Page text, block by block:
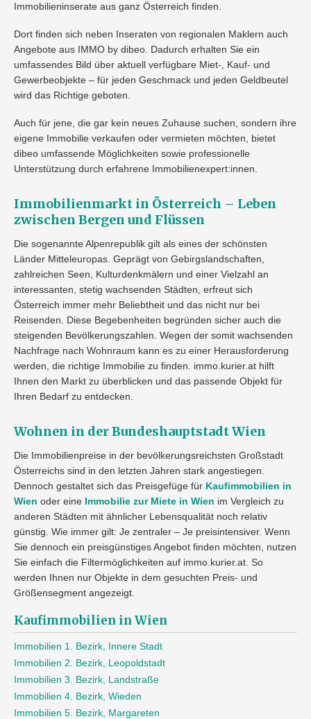
Immobilieninserate aus ganz Österreich finden.
Dort finden sich neben Inseraten von regionalen Maklern auch
Angebote aus IMMO by dibeo. Dadurch erhalten Sie ein
umfassendes Bild über aktuell verfügbare Miet-, Kauf- und
Gewerbeobjekte – für jeden Geschmack und jeden Geldbeutel
wird das Richtige geboten.
Auch für jene, die gar kein neues Zuhause suchen, sondern ihre
eigene Immobilie verkaufen oder vermieten möchten, bietet
dibeo umfassende Möglichkeiten sowie professionelle
Unterstützung durch erfahrene Immobilienexpert:innen.
Immobilienmarkt in Österreich – Leben
zwischen Bergen und Flüssen
Die sogenannte Alpenrepublik gilt als eines der schönsten
Länder Mitteleuropas. Geprägt von Gebirgslandschaften,
zahlreichen Seen, Kulturdenkmälern und einer Vielzahl an
interessanten, stetig wachsenden Städten, erfreut sich
Österreich immer mehr Beliebtheit und das nicht nur bei
Reisenden. Diese Begebenheiten begründen sicher auch die
steigenden Bevölkerungszahlen. Wegen der somit wachsenden
Nachfrage nach Wohnraum kann es zu einer Herausforderung
werden, die richtige Immobilie zu finden. immo.kurier.at hilft
Ihnen den Markt zu überblicken und das passende Objekt für
Ihren Bedarf zu entdecken.
Wohnen in der Bundeshauptstadt Wien
Die Immobilienpreise in der bevölkerungsreichsten Großstadt
Österreichs sind in den letzten Jahren stark angestiegen.
Dennoch gestaltet sich das Preisgefüge für Kaufimmobilien in
Wien oder eine Immobilie zur Miete in Wien im Vergleich zu
anderen Städten mit ähnlicher Lebensqualität noch relativ
günstig. Wie immer gilt: Je zentraler – Je preisintensiver. Wenn
Sie dennoch ein preisgünstiges Angebot finden möchten, nutzen
Sie einfach die Filtermöglichkeiten auf immo.kurier.at. So
werden Ihnen nur Objekte in dem gesuchten Preis- und
Größensegment angezeigt.
Kaufimmobilien in Wien
Immobilien 1. Bezirk, Innere Stadt
Immobilien 2. Bezirk, Leopoldstadt
Immobilien 3. Bezirk, Landstraße
Immobilien 4. Bezirk, Wieden
Immobilien 5. Bezirk, Margareten